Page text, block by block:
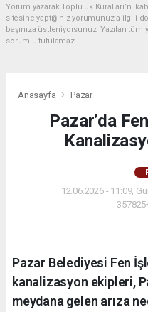
Yorum yazarak Topluluk Kuralları’nı
sitesine yaptığınız yorumunuzla ilgili
başınıza üstleniyorsunuz. Yazılan
sorumlu tutulamaz.
Anasayfa Pazar
Pazar’da
12.06.2026 - 11:09,
Pazar Belediyesi Fen
kanalizasyon ekipleri,
meydana gelen arıza